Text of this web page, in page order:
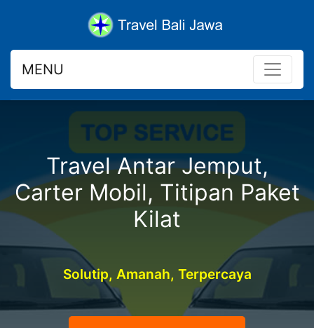
MENU
Travel Antar Jemput,
Carter Mobil, Titipan Paket
Kilat
Solutip, Amanah, Terpercaya